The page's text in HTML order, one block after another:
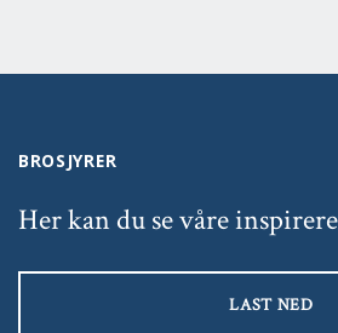
BROSJYRER
Her kan du se våre
LAST NED